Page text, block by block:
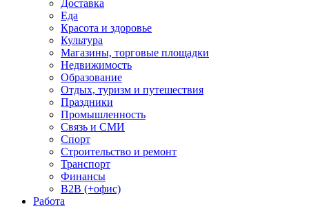
Доставка
Еда
Красота и здоровье
Культура
Магазины, торговые площадки
Недвижимость
Образование
Отдых, туризм и путешествия
Праздники
Промышленность
Связь и СМИ
Спорт
Строительство и ремонт
Транспорт
Финансы
B2B (+офис)
Работа